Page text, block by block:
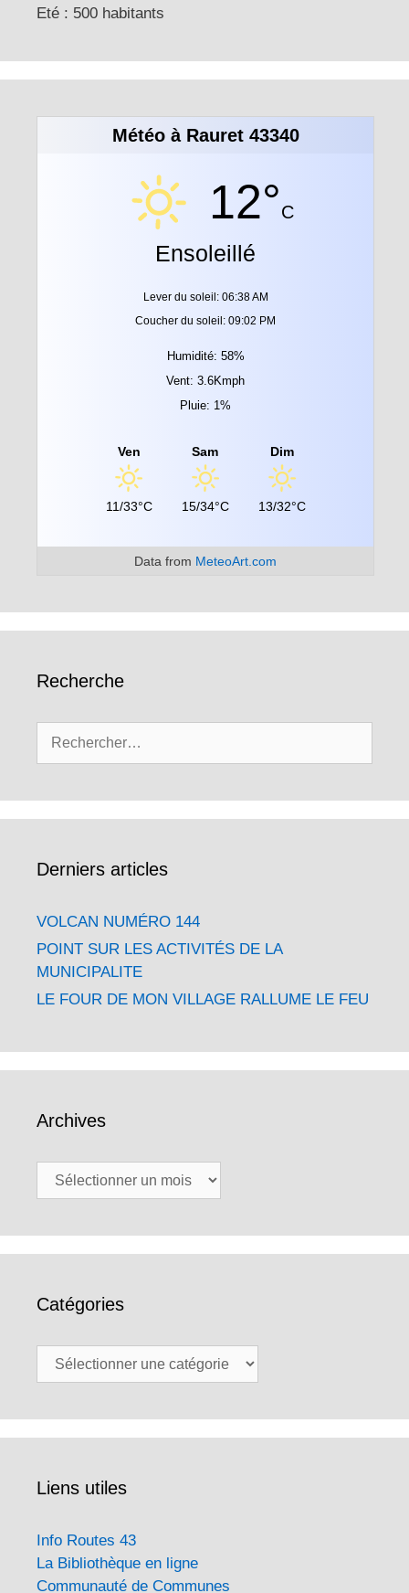
Eté : 500 habitants
Météo à Rauret 43340
12°C
Ensoleillé
Lever du soleil: 06:38 AM
Coucher du soleil: 09:02 PM
Humidité: 58%
Vent: 3.6Kmph
Pluie: 1%
Ven
11/33°C
Sam
15/34°C
Dim
13/32°C
Data from MeteoArt.com
Recherche
Derniers articles
VOLCAN NUMÉRO 144
POINT SUR LES ACTIVITÉS DE LA
MUNICIPALITE
LE FOUR DE MON VILLAGE RALLUME LE FEU
Archives
Archives
Catégories
Catégories
Liens utiles
Info Routes 43
La Bibliothèque en ligne
Communauté de Communes